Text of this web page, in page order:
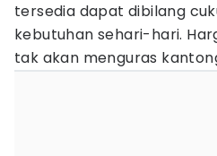
tersedia dapat dibilang
kebutuhan sehari-hari.
tak akan menguras